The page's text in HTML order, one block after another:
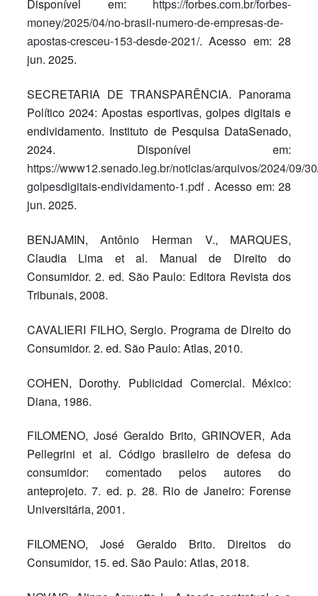
Disponível em: https://forbes.com.br/forbes-
money/2025/04/no-brasil-numero-de-empresas-de-
apostas-cresceu-153-desde-2021/. Acesso em: 28
jun. 2025.
SECRETARIA DE TRANSPARÊNCIA. Panorama
Político 2024: Apostas esportivas, golpes digitais e
endividamento. Instituto de Pesquisa DataSenado,
2024. Disponível em:
https://www12.senado.leg.br/noticias/arquivos/2024/09/
golpesdigitais-endividamento-1.pdf. Acesso em: 28
jun. 2025.
BENJAMIN, Antônio Herman V., MARQUES,
Claudia Lima et al. Manual de Direito do
Consumidor. 2. ed. São Paulo: Editora Revista dos
Tribunais, 2008.
CAVALIERI FILHO, Sergio. Programa de Direito do
Consumidor. 2. ed. São Paulo: Atlas, 2010.
COHEN, Dorothy. Publicidad Comercial. México:
Diana, 1986.
FILOMENO, José Geraldo Brito, GRINOVER, Ada
Pellegrini et al. Código brasileiro de defesa do
consumidor: comentado pelos autores do
anteprojeto. 7. ed. p. 28. Rio de Janeiro: Forense
Universitária, 2001.
FILOMENO, José Geraldo Brito. Direitos do
Consumidor, 15. ed. São Paulo: Atlas, 2018.